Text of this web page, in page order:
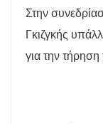
Στην
Γκιζγκής
για την